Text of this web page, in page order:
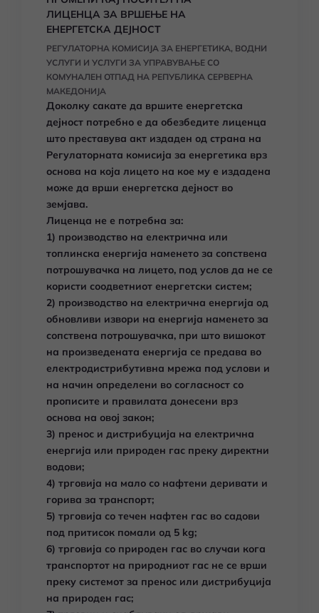
ЛИЦЕНЦА ЗА ВРШЕЊЕ НА
ЕНЕРГЕТСКА ДЕЈНОСТ
РЕГУЛАТОРНА КОМИСИЈА ЗА ЕНЕРГЕТИКА, ВОДНИ
УСЛУГИ И УСЛУГИ ЗА УПРАВУВАЊЕ СО
КОМУНАЛЕН ОТПАД НА РЕПУБЛИКА СЕРВЕРНА
МАКЕДОНИЈА
Доколку сакате да вршите енергетска
дејност потребно е да обезбедите лиценца
што преставува акт издаден од страна на
Регулаторната комисија за енергетика врз
основа на која лицето на кое му е издадена
може да врши енергетска дејност во
земјава.
Лиценца не е потребна за:
1) производство на електрична или
топлинска енергија наменето за сопствена
потрошувачка на лицето, под услов да не се
користи соодветниот енергетски систем;
2) производство на електрична енергија од
обновливи извори на енергија наменето за
сопствена потрошувачка, при што вишокот
на произведената енергија се предава во
електродистрибутивна мрежа под услови и
на начин определени во согласност со
прописите и правилата донесени врз
основа на овој закон;
3) пренос и дистрибуција на електрична
енергија или природен гас преку директни
водови;
4) трговија на мало со нафтени деривати и
горива за транспорт;
5) трговија со течен нафтен гас во садови
под притисок помали од 5 kg;
6) трговија со природен гас во случаи кога
транспортот на природниот гас не се врши
преку системот за пренос или дистрибуција
на природен гас;